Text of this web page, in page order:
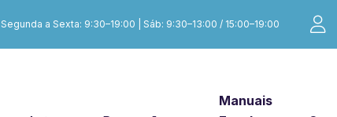
Segunda a Sexta: 9:30–19:00 | Sáb: 9:30–13:00 / 15:00–19:00
Manuais